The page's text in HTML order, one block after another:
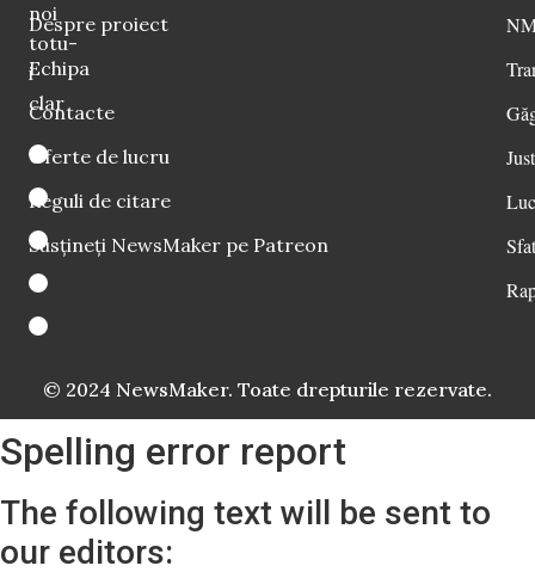
noi
totu-
i
clar
Despre proiect
Echipa
Contacte
Oferte de lucru
Reguli de citare
Susțineți NewsMaker pe Patreon
© 2024 NewsMaker. Toate drepturile rezervate.
Spelling error report
The following text will be sent to
our editors: